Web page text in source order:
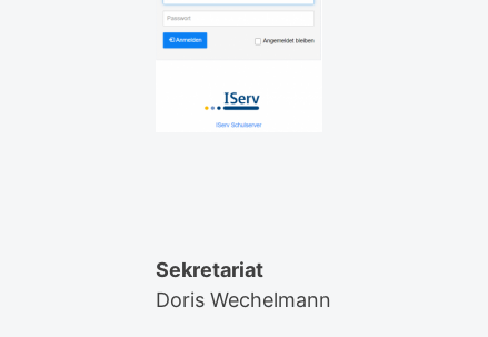
Sekretariat
Doris Wechelmann